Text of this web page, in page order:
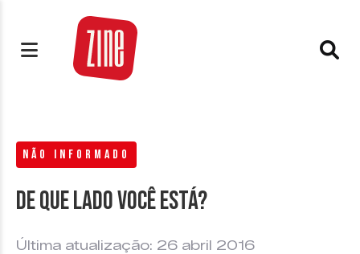
NÃO INFORMADO
De que lado você está?
Última atualização: 26 abril 2016